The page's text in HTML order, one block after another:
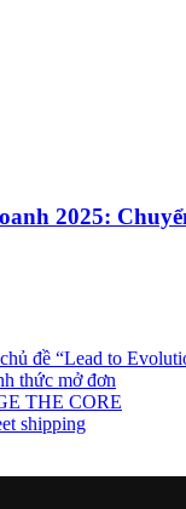
2025:
đề “Lead to
thức mở đơn
THE CORE
shipping